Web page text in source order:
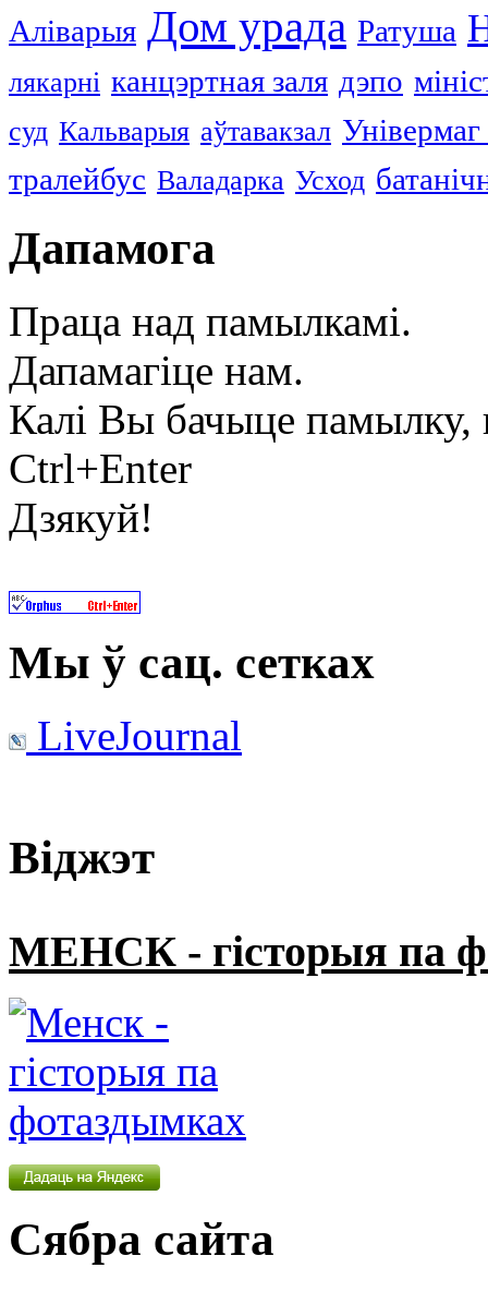
Аліварыя Дом урада Ратуша
лякарні канцэртная заля дэпо
суд Кальварыя аўтавакзал
тралейбус Валадарка Усход
Дапамога
Праца над памылкамі.
Дапамагіце нам.
Калі Вы бачыце памылку,
Ctrl+Enter
Дзякуй!
Мы ў сац. сетках
LiveJournal
Віджэт
МЕНСК - гісторыя па
Сябра сайта